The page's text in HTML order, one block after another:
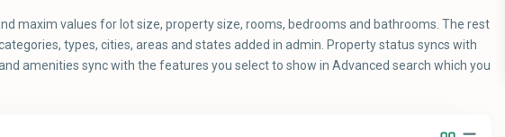
maxim values for lot size, property size, rooms, bedrooms and bathrooms. The rest
types, cities, areas and states added in admin. Property status syncs with
amenities sync with the features you select to show in Advanced search which you